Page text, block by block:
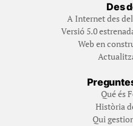
Des
A Internet des
Versió 5.0
Web en
Qué és
Història
Qui